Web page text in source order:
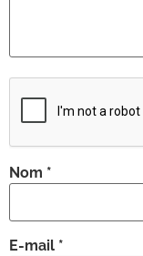
Nom *
E-mail *